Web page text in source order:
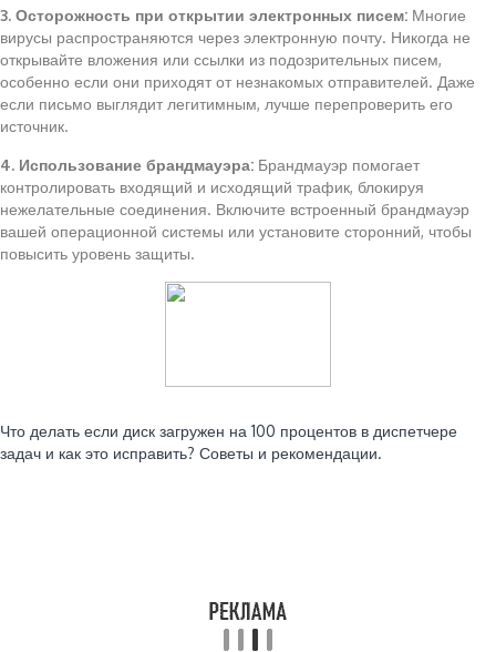
3. Осторожность при открытии электронных писем: Многие
вирусы распространяются через электронную почту. Никогда не
открывайте вложения или ссылки из подозрительных писем,
особенно если они приходят от незнакомых отправителей. Даже
если письмо выглядит легитимным, лучше перепроверить его
источник.
4. Использование брандмауэра: Брандмауэр помогает
контролировать входящий и исходящий трафик, блокируя
нежелательные соединения. Включите встроенный брандмауэр
вашей операционной системы или установите сторонний, чтобы
повысить уровень защиты.
Что делать если диск загружен на 100 процентов в диспетчере
задач и как это исправить? Советы и рекомендации.